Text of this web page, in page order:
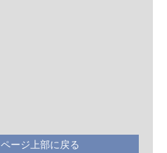
ページ上部に戻る